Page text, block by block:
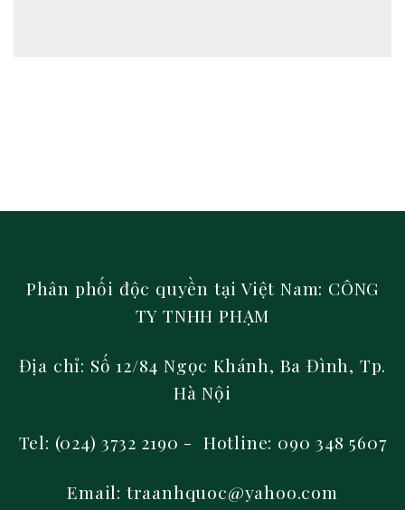
Phân phối độc quyền tại Việt Nam: CÔNG
TY TNHH PHẠM
Địa chỉ: Số 12/84 Ngọc Khánh, Ba Đình, Tp.
Hà Nội
Tel: (024) 3732 2190 - Hotline: 090 348 5607
Email: traanhquoc@yahoo.com